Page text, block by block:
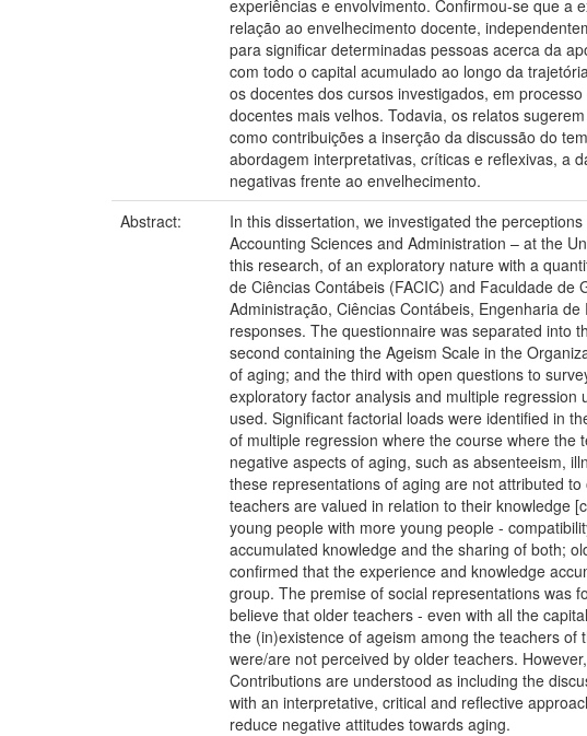
experiências e envolvimento. Confirmou-se que a
relação ao envelhecimento docente,
para significar determinadas pessoas acerca da
com todo o capital acumulado ao longo da
os docentes dos cursos investigados, em
docentes mais velhos. Todavia, os relatos
como contribuições a inserção da discussão do
abordagem interpretativas, críticas e reflexivas, a
negativas frente ao envelhecimento.
Abstract:
In this dissertation, we investigated the
Accounting Sciences and Administration – at the
this research, of an exploratory nature with a
de Ciências Contábeis (FACIC) and Faculdade
Administração, Ciências Contábeis, Engenharia
responses. The questionnaire was separated into
second containing the Ageism Scale in the
of aging; and the third with open questions to
exploratory factor analysis and multiple
used. Significant factorial loads were identified in
of multiple regression where the course where
negative aspects of aging, such as absenteeism,
these representations of aging are not attributed
teachers are valued in relation to their knowledge
young people with more young people -
accumulated knowledge and the sharing of both;
confirmed that the experience and knowledge
group. The premise of social representations was
believe that older teachers - even with all the
the (in)existence of ageism among the teachers
were/are not perceived by older teachers.
Contributions are understood as including the
with an interpretative, critical and reflective
reduce negative attitudes towards aging.